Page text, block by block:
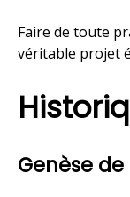
Faire de toute
véritable projet
Genèse de